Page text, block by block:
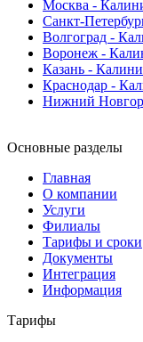
Москва -
Санкт-
Волгоград -
Воронеж -
Казань -
Краснодар -
Нижний
Основные разделы
Главная
О компании
Услуги
Филиалы
Тарифы и сроки
Документы
Интеграция
Информация
Тарифы